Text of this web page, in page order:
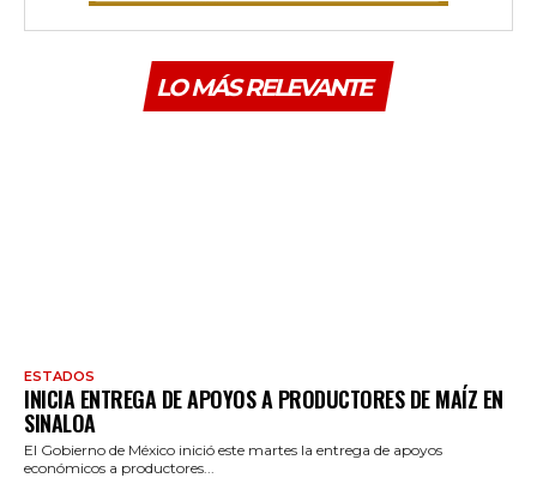
LO MÁS RELEVANTE
ESTADOS
INICIA ENTREGA DE APOYOS A PRODUCTORES DE MAÍZ EN
SINALOA
El Gobierno de México inició este martes la entrega de apoyos
económicos a productores...